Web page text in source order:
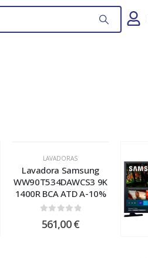
LAVADORAS
Lavadora Samsung
WW90T534DAWCS3 9K
1400R BCA ATD A-10%
561,00€